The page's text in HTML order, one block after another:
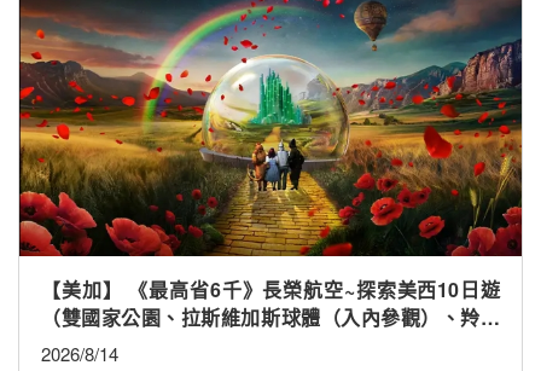
【美加】 《最高省6千》長榮航空~探索美西10日遊
（雙國家公園、拉斯維加斯球體（入內參觀）、羚羊
峽谷雙奇觀、環球影城）
2026/8/14